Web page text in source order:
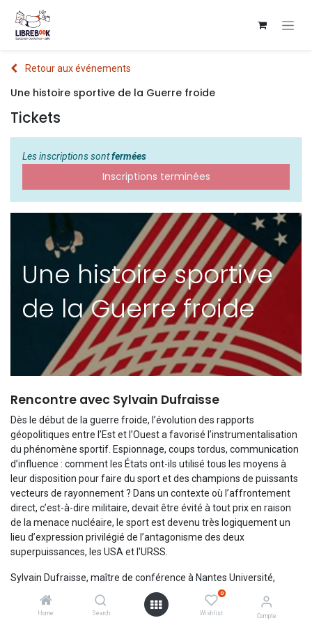
Home Search
0
Wishlist Compte
Retour aux événements
Une histoire sportive de la Guerre froide
Tickets
Les inscriptions sontfermées
Inscriptions terminées
Une histoire sportive
de la Guerre froide
Rencontre avec Sylvain Dufraisse
Dès le début de la guerre froide, l’évolution des rapports
géopolitiques entre l’Est et l’Ouest a favorisé l’instrumentalisation
du phénomène sportif. Espionnage, coups tordus, communication
d’influence : comment les États ont-ils utilisé tous les moyens à
leur disposition pour faire du sport et des champions de puissants
vecteurs de rayonnement ? Dans un contexte où l’affrontement
direct, c’est-à-dire militaire, devait être évité à tout prix en raison
de la menace nucléaire, le sport est devenu très logiquement un
lieu d’expression privilégié de l’antagonisme des deux
superpuissances, les USA et l'URSS.
Sylvain Dufraisse, maître de conférence à Nantes Université,
propose une histoire géopolitique mais aussi culturelle du monde
de 1945 à 1991 à travers le phénomène sportif. Depuis les
compétitions employées comme vitrines des régimes politiques,